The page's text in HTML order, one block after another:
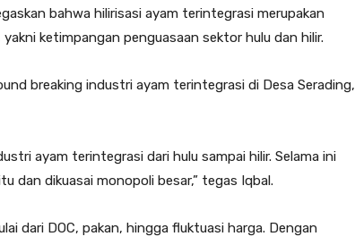
bahwa hilirisasi ayam terintegrasi merupakan
ketimpangan penguasaan sektor hulu dan hilir.
breaking industri ayam terintegrasi di Desa Serading,
ayam terintegrasi dari hulu sampai hilir. Selama ini
dan dikuasai monopoli besar,” tegas Iqbal.
dari DOC, pakan, hingga fluktuasi harga. Dengan